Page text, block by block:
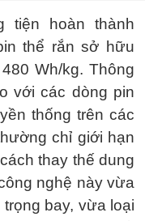
tiện hoàn thành
thể rắn sở hữu
Wh/kg. Thông
với các dòng pin
thống trên các
chỉ giới hạn
thay thế dung
nghệ này vừa
bay, vừa loại